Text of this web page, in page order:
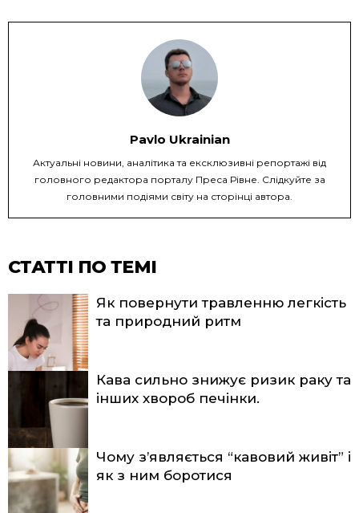
Pavlo Ukrainian
Актуальні новини, аналітика та ексклюзивні репортажі від
головного редактора порталу Преса Рівне. Слідкуйте за
головними подіями світу на сторінці автора.
СТАТТІ ПО ТЕМІ
Як повернути травленню легкість
та природний ритм
Кава сильно знижує ризик раку та
інших хвороб печінки.
Чому з’являється “кавовий живіт” і
як з ним боротися